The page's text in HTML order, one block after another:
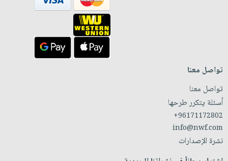
تواصل معنا
تواصل معنا
أسئلة يتكرر طرحها
+96171172802
info@nwf.com
نشرة الإصدارات